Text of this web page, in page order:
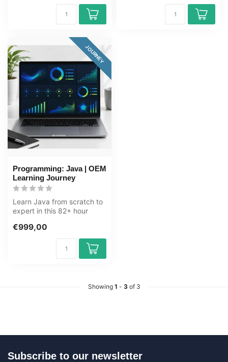
JOURNEY
Programming: Java | OEM
Learning Journey
Learn Java from scratch to
expert in this 82+ hour
v...
€999,00
Showing 1 - 3of 3
Subscribe to our newsletter